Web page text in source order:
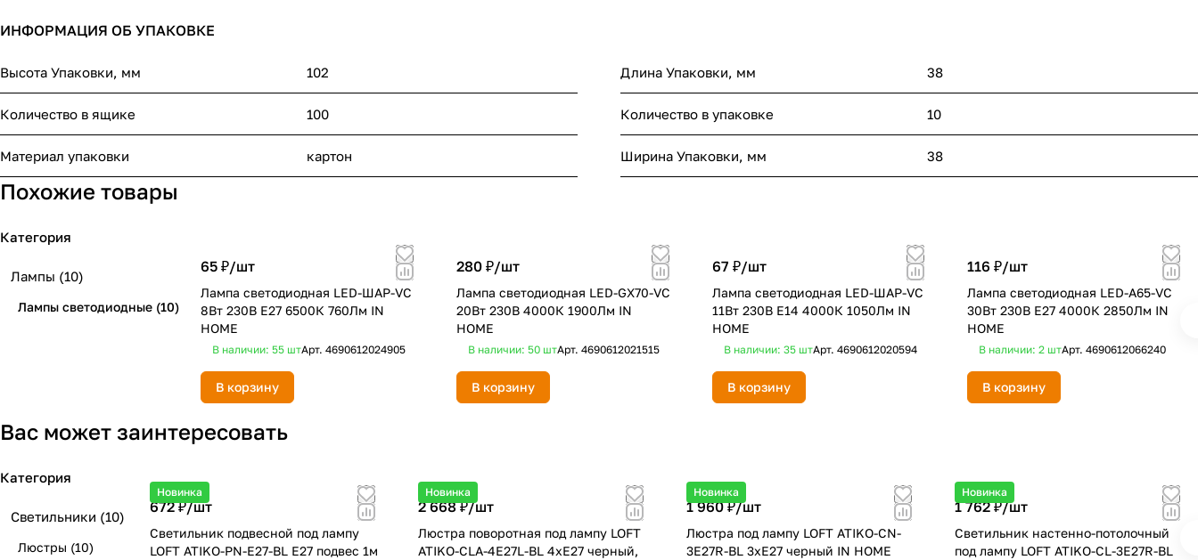
ИНФОРМАЦИЯ ОБ УПАКОВКЕ
Высота Упаковки, мм 102 Длина Упаковки, мм 38
Количество в ящике 100 Количество в упаковке 10
Материал упаковки картон Ширина Упаковки, мм 38
Похожие товары
65 ₽/шт
Лампа светодиодная LED-ШАР-VC
8Вт 230В Е27 6500К 760Лм IN
HOME
В наличии: 55 штАрт. 4690612024905
В корзину
280 ₽/шт
Лампа светодиодная LED-GX70-VC
20Вт 230В 4000К 1900Лм IN
HOME
В наличии: 50 штАрт. 4690612021515
В корзину
67 ₽/шт
Лампа светодиодная LED-ШАР-VC
11Вт 230В Е14 4000К 1050Лм IN
HOME
В наличии: 35 штАрт. 4690612020594
В корзину
116 ₽/шт
Лампа светодиодная LED-A65-VC
30Вт 230В Е27 4000К 2850Лм IN
HOME
В наличии: 2 штАрт.4690612066240
В корзину
Категория
Лампы (10)
Лампы светодиодные (10)
Вас может заинтересовать
Новинка
672 ₽/шт
Светильник подвесной под лампу
LOFT ATIKO-PN-E27-BL Е27 подвес 1м
Новинка
2 668 ₽/шт
Люстра поворотная под лампу LOFT
ATIKO-СLА-4E27L-BL 4хЕ27 черный,
Новинка
1 960 ₽/шт
Люстра под лампу LOFT ATIKO-СN-
3E27R-BL 3хЕ27 черный IN HOME
Новинка
1 762 ₽/шт
Светильник настенно-потолочный
под лампу LOFT ATIKO-СL-3E27R-BL
Категория
Светильники (10)
Люстры (10)